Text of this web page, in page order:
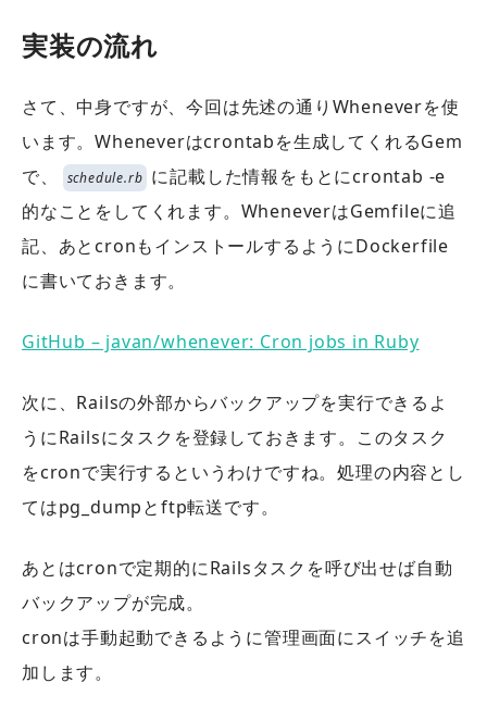
実装の流れ
さて、中身ですが、今回は先述の通りWheneverを使
います。Wheneverはcrontabを生成してくれるGem
で、
schedule.rb に記載した情報をもとにcrontab -e
的なことをしてくれます。WheneverはGemfileに追
記、あとcronもインストールするようにDockerfile
に書いておきます。
GitHub – javan/whenever: Cron jobs in Ruby
次に、Railsの外部からバックアップを実行できるよ
うにRailsにタスクを登録しておきます。このタスク
をcronで実行するというわけですね。処理の内容とし
てはpg_dumpとftp転送です。
あとはcronで定期的にRailsタスクを呼び出せば自動
バックアップが完成。
cronは手動起動できるように管理画面にスイッチを追
加します。